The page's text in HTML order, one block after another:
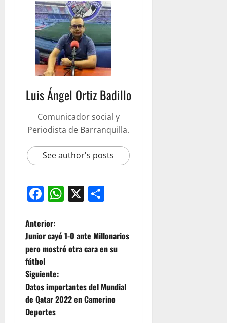
Luis Ángel Ortiz Badillo
Comunicador social y
Periodista de Barranquilla.
See author's posts
Facebook
WhatsApp
X
Anterior:
Junior cayó 1-0 ante Millonarios
pero mostró otra cara en su
fútbol
Siguiente:
Datos importantes del Mundial
de Qatar 2022 en Camerino
Deportes